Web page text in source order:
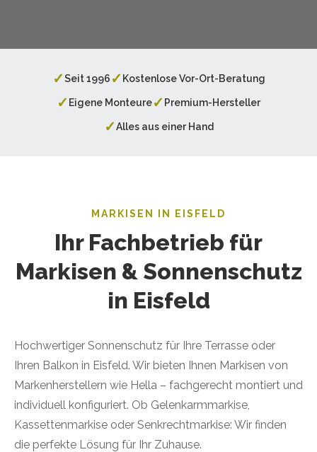
✓Seit 1996 ✓ Kostenlose Vor-Ort-Beratung
✓ Eigene Monteure✓ Premium-Hersteller
✓Alles aus einer Hand
MARKISEN IN EISFELD
Ihr Fachbetrieb für
Markisen & Sonnenschutz
in Eisfeld
Hochwertiger Sonnenschutz für Ihre Terrasse oder
Ihren Balkon in Eisfeld. Wir bieten Ihnen Markisen von
Markenherstellern wie Hella – fachgerecht montiert und
individuell konfiguriert. Ob Gelenkarmmarkise,
Kassettenmarkise oder Senkrechtmarkise: Wir finden
die perfekte Lösung für Ihr Zuhause.